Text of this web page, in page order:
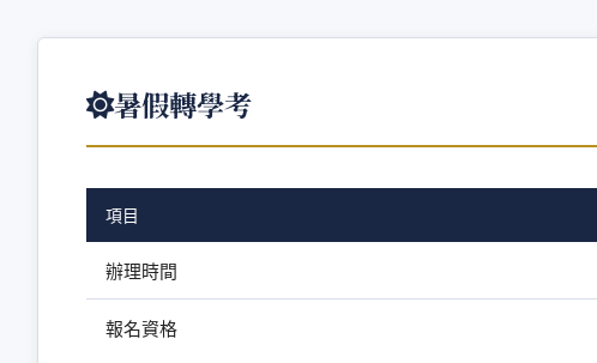
暑假轉學考
項目
辦理時間
報名資格